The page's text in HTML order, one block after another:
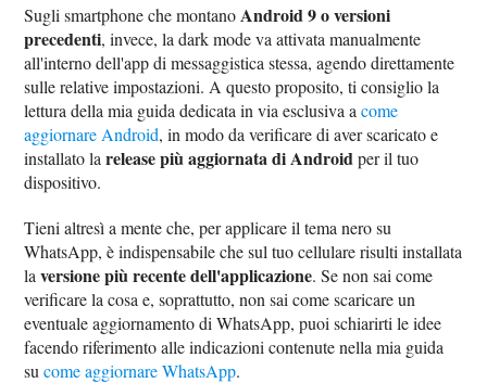
Sugli smartphone che montano Android 9 o versioni
precedenti, invece, la dark mode va attivata manualmente
all'interno dell'app di messaggistica stessa, agendo direttamente
sulle relative impostazioni. A questo proposito, ti consiglio la
lettura della mia guida dedicata in via esclusiva acome
aggiornare Android, in modo da verificare di aver scaricato e
installato larelease più aggiornata di Androidper il tuo
dispositivo.
Tieni altresì a mente che, per applicare il tema nero su
WhatsApp, è indispensabile che sul tuo cellulare risulti installata
laversione più recente dell'applicazione. Se non sai come
verificare la cosa e, soprattutto, non sai come scaricare un
eventuale aggiornamento di WhatsApp, puoi schiarirti le idee
facendo riferimento alle indicazioni contenute nella mia guida
sucome aggiornare WhatsApp.